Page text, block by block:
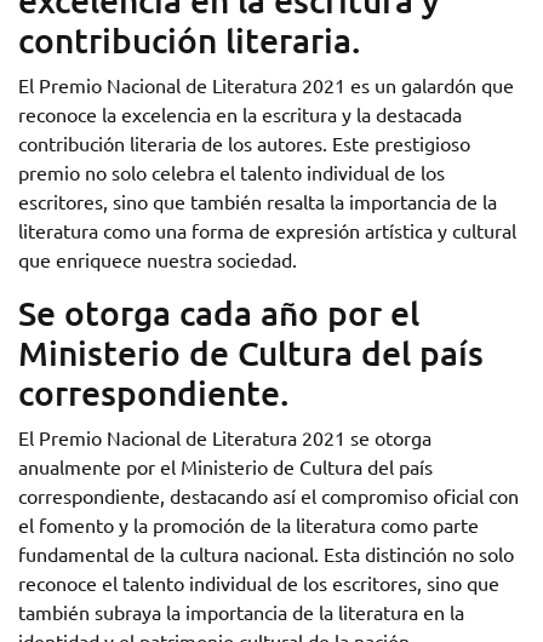
contribución literaria.
El Premio Nacional de Literatura 2021 es un galardón que
reconoce la excelencia en la escritura y la destacada
contribución literaria de los autores. Este prestigioso
premio no solo celebra el talento individual de los
escritores, sino que también resalta la importancia de la
literatura como una forma de expresión artística y cultural
que enriquece nuestra sociedad.
Se otorga cada año por el
Ministerio de Cultura del país
correspondiente.
El Premio Nacional de Literatura 2021 se otorga
anualmente por el Ministerio de Cultura del país
correspondiente, destacando así el compromiso oficial con
el fomento y la promoción de la literatura como parte
fundamental de la cultura nacional. Esta distinción no solo
reconoce el talento individual de los escritores, sino que
también subraya la importancia de la literatura en la